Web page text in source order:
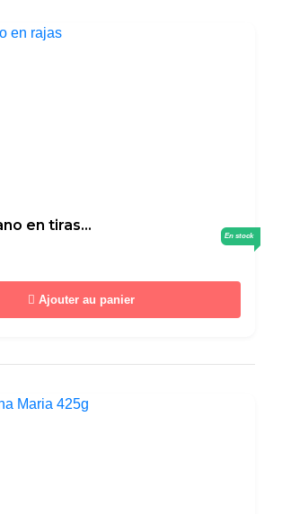
en tiras...
En stock
Ajouter au panier